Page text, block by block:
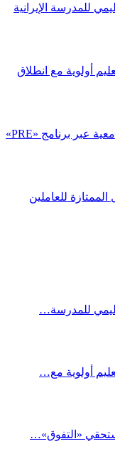
للمدرسة الإيرانية
أولوية مع انطلاق
جامعة الكويت تهيّئ طلبة الثانوية للحياة الجامعية عبر برنامج «PRE»
للعاملين
للمدرسة…
أولوية مع…
«التفوق»…